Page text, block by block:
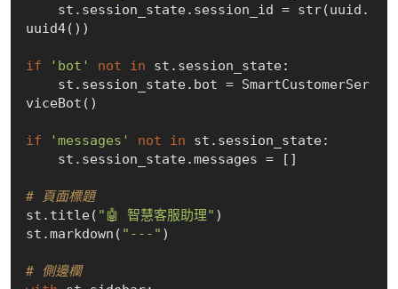
uuid4())
if 'bot' not in st.session_state:
viceBot()
if 'messages' not in st.session_state:
# 頁面標題
st.title( "🤖 智慧客服助理" )
st.markdown( "---" )
# 側邊欄